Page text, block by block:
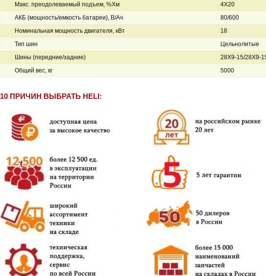
Макс. преодолеваемый подъем, %Хм
4Х20
АКБ (мощность/емкость батареи), В/Ач
80/600
Номинальная мощность двигателя, кВт
18
Тип шин
Цельнолитые
Шины (передние/задние)
28Х9-15/28Х9-
Общий вес, кг
5000
10 ПРИЧИН ВЫБРАТЬ HELI: